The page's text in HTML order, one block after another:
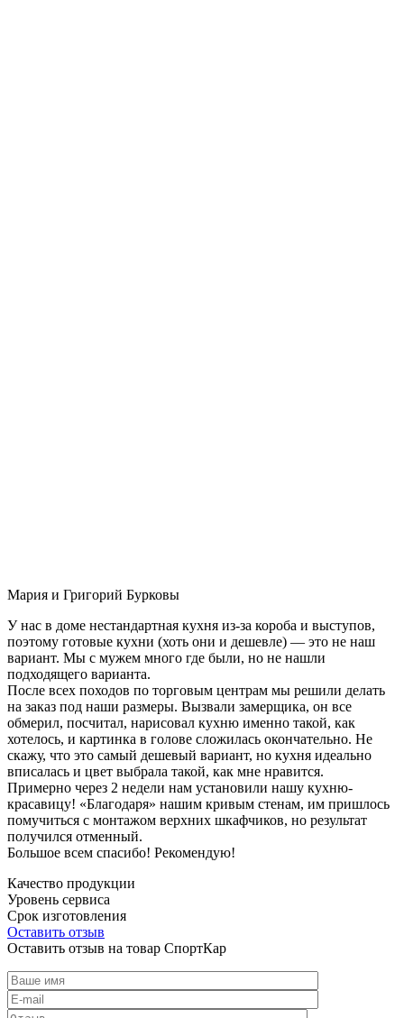
Мария и Григорий Бурковы
У нас в доме нестандартная кухня из-за короба и выступов,
поэтому готовые кухни (хоть они и дешевле) — это не наш
вариант. Мы с мужем много где были, но не нашли
подходящего варианта.
После всех походов по торговым центрам мы решили делать
на заказ под наши размеры. Вызвали замерщика, он все
обмерил, посчитал, нарисовал кухню именно такой, как
хотелось, и картинка в голове сложилась окончательно. Не
скажу, что это самый дешевый вариант, но кухня идеально
вписалась и цвет выбрала такой, как мне нравится.
Примерно через 2 недели нам установили нашу кухню-
красавицу! «Благодаря» нашим кривым стенам, им пришлось
помучиться с монтажом верхних шкафчиков, но результат
получился отменный.
Большое всем спасибо! Рекомендую!
Качество продукции
Уровень сервиса
Срок изготовления
Оставить отзыв
Оставить отзыв на товар СпортКар